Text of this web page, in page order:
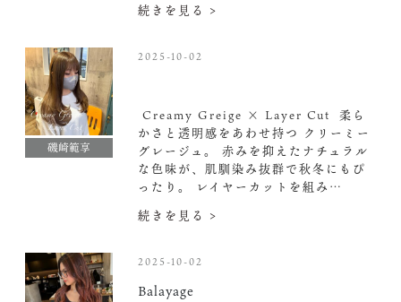
続きを見る >
磯崎範享
2025-10-02
Creamy Greige × Layer Cut 柔ら
かさと透明感をあわせ持つ クリーミー
グレージュ。 赤みを抑えたナチュラル
な色味が、肌馴染み抜群で秋冬にもぴ
ったり。 レイヤーカットを組み…
続きを見る >
2025-10-02
Balayage